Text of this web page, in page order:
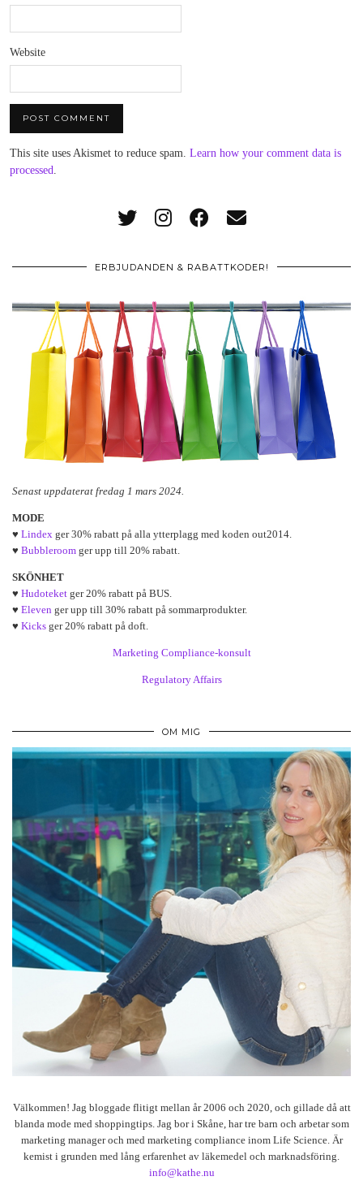
Website
This site uses Akismet to reduce spam. Learn how your comment data is
processed.
ERBJUDANDEN & RABATTKODER!
Senast uppdaterat fredag 1 mars 2024.
MODE
♥ Lindex ger 30% rabatt på alla ytterplagg med koden out2014.
♥ Bubbleroom ger upp till 20% rabatt.
SKÖNHET
♥ Hudoteket ger 20% rabatt på BUS.
♥ Eleven ger upp till 30% rabatt på sommarprodukter.
♥ Kicks ger 20% rabatt på doft.
Marketing Compliance-konsult
Regulatory Affairs
OM MIG
Välkommen! Jag bloggade flitigt mellan år 2006 och 2020, och gillade då att
blanda mode med shoppingtips. Jag bor i Skåne, har tre barn och arbetar som
marketing manager och med marketing compliance inom Life Science. Är
kemist i grunden med lång erfarenhet av läkemedel och marknadsföring.
info@kathe.nu